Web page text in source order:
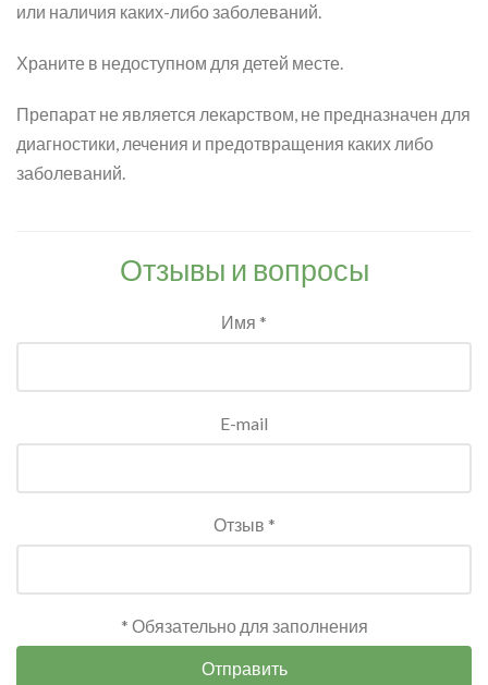
или наличия каких-либо заболеваний.
Храните в недоступном для детей месте.
Препарат не является лекарством, не предназначен для
диагностики, лечения и предотвращения каких либо
заболеваний.
Отзывы и вопросы
Имя *
E-mail
Отзыв *
* Обязательно для заполнения
Отправить